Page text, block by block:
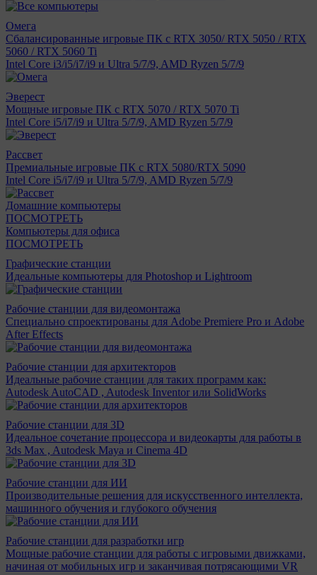
Омега
Сбалансированные игровые ПК с RTX 3050/ RTX 5050 / RTX
5060 / RTX 5060 Ti
Intel Core i3/i5/i7/i9 и Ultra 5/7/9, AMD Ryzen 5/7/9
Эверест
Мощные игровые ПК с RTX 5070 / RTX 5070 Ti
Intel Core i5/i7/i9 и Ultra 5/7/9, AMD Ryzen 5/7/9
Рассвет
Премиальные игровые ПК с RTX 5080/RTX 5090
Intel Core i5/i7/i9 и Ultra 5/7/9, AMD Ryzen 5/7/9
Домашние компьютеры
ПОСМОТРЕТЬ
Компьютеры для офиса
ПОСМОТРЕТЬ
Графические станции
Идеальные компьютеры для Photoshop и Lightroom
Рабочие станции для видеомонтажа
Специально спроектированы для Adobe Premiere Pro и Adobe
After Effects
Рабочие станции для архитекторов
Идеальные рабочие станции для таких программ как:
Autodesk AutoCAD , Autodesk Inventor или SolidWorks
Рабочие станции для 3D
Идеальное сочетание процессора и видеокарты для работы в
3ds Max , Autodesk Maya и Cinema 4D
Рабочие станции для ИИ
Производительные решения для искусственного интеллекта,
машинного обучения и глубокого обучения
Рабочие станции для разработки игр
Мощные рабочие станции для работы с игровыми движками,
начиная от мобильных игр и заканчивая потрясающими VR